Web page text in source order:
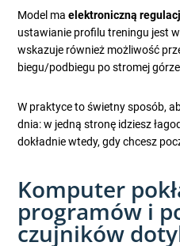
Model maelektroniczną
ustawianie profilu treningu jest
wskazuje również możliwość
biegu/podbiegu po stromej
W praktyce to świetny sposób,
dnia: w jedną stronę idziesz
dokładnie wtedy, gdy chcesz
Komputer
programów i
czujników